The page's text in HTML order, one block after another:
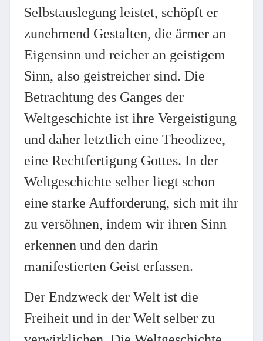
Selbstauslegung leistet, schöpft er
zunehmend Gestalten, die ärmer an
Eigensinn und reicher an geistigem
Sinn, also geistreicher sind. Die
Betrachtung des Ganges der
Weltgeschichte ist ihre Vergeistigung
und daher letztlich eine Theodizee,
eine Rechtfertigung Gottes. In der
Weltgeschichte selber liegt schon
eine starke Aufforderung, sich mit ihr
zu versöhnen, indem wir ihren Sinn
erkennen und den darin
manifestierten Geist erfassen.
Der Endzweck der Welt ist die
Freiheit und in der Welt selber zu